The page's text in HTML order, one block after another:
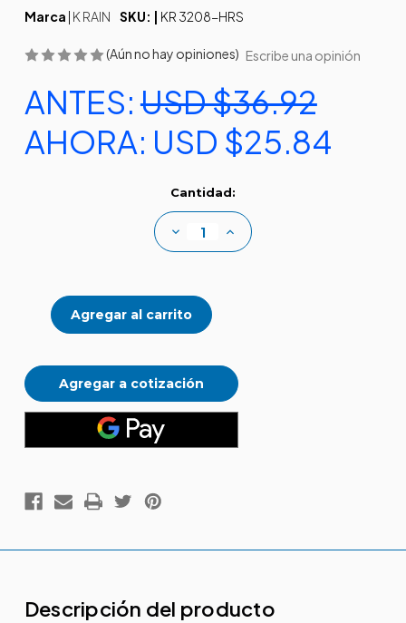
Marca | K RAIN SKU: | KR 3208-HRS
(Aún no hay opiniones) Escribe una opinión
ANTES:USD $36.92
AHORA: USD $25.84
Cantidad:
Disminuir
cantidad
de
lluvia
con
cableado
Aumentar
cantidad
Agregar a cotización
Descripción del producto